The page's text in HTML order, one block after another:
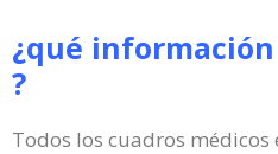
¿qué
?
Todos los cuadros